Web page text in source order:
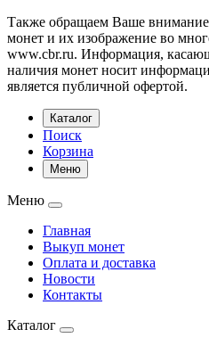
Также обращаем Ваше
монет и их изображение во
www.cbr.ru. Информация,
наличия монет носит
является публичной офертой.
Каталог
Поиск
Корзина
Меню
Меню
Главная
Выкуп монет
Оплата и доставка
Новости
Контакты
Каталог